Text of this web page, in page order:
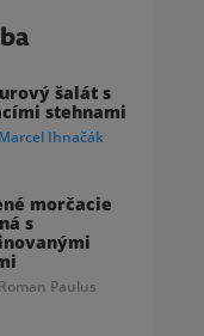
šalát s
stehnami
Marcel Ihnačák
morčacie
s
Roman Paulus